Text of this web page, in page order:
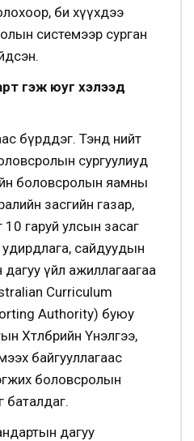
би хүүхдээ
системээр сурган
гэж юуг хэлээд
бүрддэг. Тэнд нийт
сургуулиуд
боловсролын яамны
засгийн газар,
гаруй улсын засаг
сайдуудын
үйл ажиллагаагаа
Curriculum
Authority) буюу
Хөтөлбөрийн Үнэлгээ,
байгууллагаас
боловсролын
баталдаг.
дагуу